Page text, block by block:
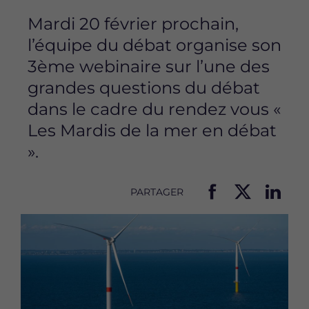
Mardi 20 février prochain,
l’équipe du débat organise son
3ème webinaire sur l’une des
grandes questions du débat
dans le cadre du rendez vous «
Les Mardis de la mer en débat
».
PARTAGER
t
r
t
a
g
e
t